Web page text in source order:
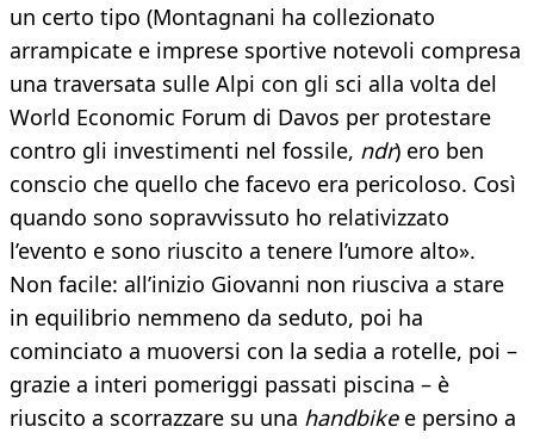
un certo tipo (Montagnani ha collezionato
arrampicate e imprese sportive notevoli compresa
una traversata sulle Alpi con gli sci alla volta del
World Economic Forum di Davos per protestare
contro gli investimenti nel fossile, ndr) ero ben
conscio che quello che facevo era pericoloso. Così
quando sono sopravvissuto ho relativizzato
l’evento e sono riuscito a tenere l’umore alto».
Non facile: all’inizio Giovanni non riusciva a stare
in equilibrio nemmeno da seduto, poi ha
cominciato a muoversi con la sedia a rotelle, poi –
grazie a interi pomeriggi passati piscina – è
riuscito a scorrazzare su una handbike e persino a